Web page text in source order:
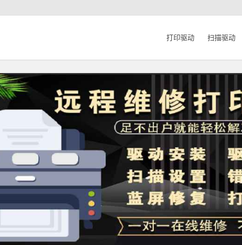
打印驱动 扫描驱动